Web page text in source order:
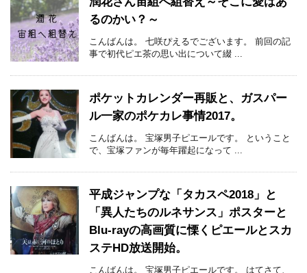
るのかい？～
こんばんは。 七咲ぴえるでございます。 前回の記
事で初代ピエ茶の思い出について綴 ...
ポケットカレンダー再販と、ガスパー
ル一家のポケカレ事情2017。
こんばんは。 宝塚男子ピエールです。 ということ
で、宝塚ファンが毎年躍起になって ...
平成ジャンプな「タカスペ2018」と
「異人たちのルネサンス」ポスターと
Blu-rayの高画質に慄くピエールとスカ
ステHD放送開始。
こんばんは。 宝塚男子ピエールです。 はてさて、